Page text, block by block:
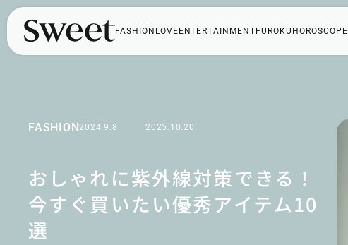
FASHION LOVE ENTERTAINMENT FUROKU HOROSCOPE
FASHION2024.9.8 2025.10.20
おしゃれに紫外線対策できる！
今すぐ買いたい優秀アイテム10
選